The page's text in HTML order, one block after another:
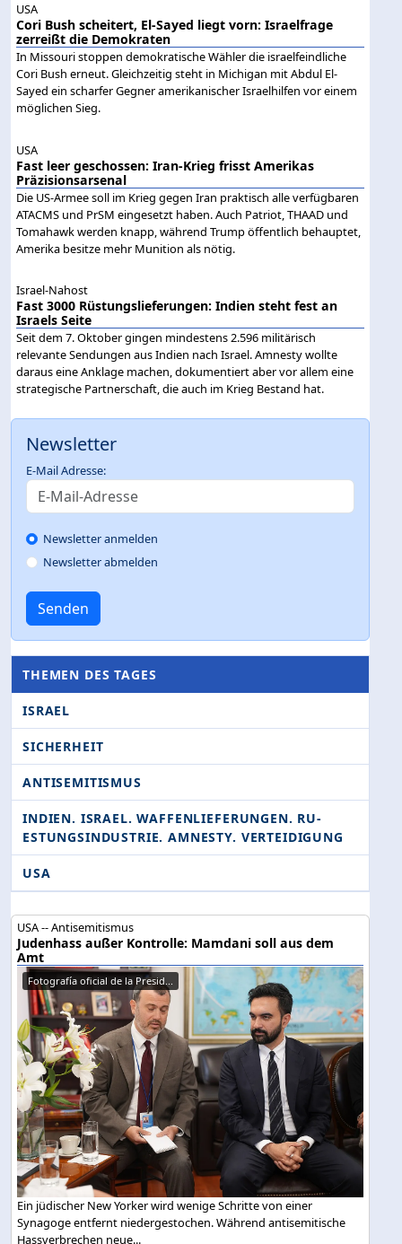
USA
Cori Bush scheitert, El-Sayed liegt vorn: Israelfrage
zerreißt die Demokraten
In Missouri stoppen demokratische Wähler die israelfeindliche
Cori Bush erneut. Gleichzeitig steht in Michigan mit Abdul El-
Sayed ein scharfer Gegner amerikanischer Israelhilfen vor einem
möglichen Sieg.
USA
Fast leer geschossen: Iran-Krieg frisst Amerikas
Präzisionsarsenal
Die US-Armee soll im Krieg gegen Iran praktisch alle verfügbaren
ATACMS und PrSM eingesetzt haben. Auch Patriot, THAAD und
Tomahawk werden knapp, während Trump öffentlich behauptet,
Amerika besitze mehr Munition als nötig.
Israel-Nahost
Fast 3000 Rüstungslieferungen: Indien steht fest an
Israels Seite
Seit dem 7. Oktober gingen mindestens 2.596 militärisch
relevante Sendungen aus Indien nach Israel. Amnesty wollte
daraus eine Anklage machen, dokumentiert aber vor allem eine
strategische Partnerschaft, die auch im Krieg Bestand hat.
Newsletter
E-Mail Adresse:
Newsletter anmelden
Newsletter abmelden
Senden
THEMEN DES TAGES
ISRAEL
SICHERHEIT
ANTISEMITISMUS
INDIEN. ISRAEL. WAFFENLIEFERUNGEN. RU­
ESTUNGSINDUSTRIE. AMNESTY. VERTEIDIGUNG
USA
USA -- Antisemitismus
Judenhass außer Kontrolle: Mamdani soll aus dem
Amt
Fotografía oficial de la Presid...
Ein jüdischer New Yorker wird wenige Schritte von einer
Synagoge entfernt niedergestochen. Während antisemitische
Hassverbrechen neue...